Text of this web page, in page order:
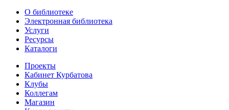
О библиотеке
Электронная библиотека
Услуги
Ресурсы
Каталоги
Проекты
Кабинет Курбатова
Клубы
Коллегам
Магазин